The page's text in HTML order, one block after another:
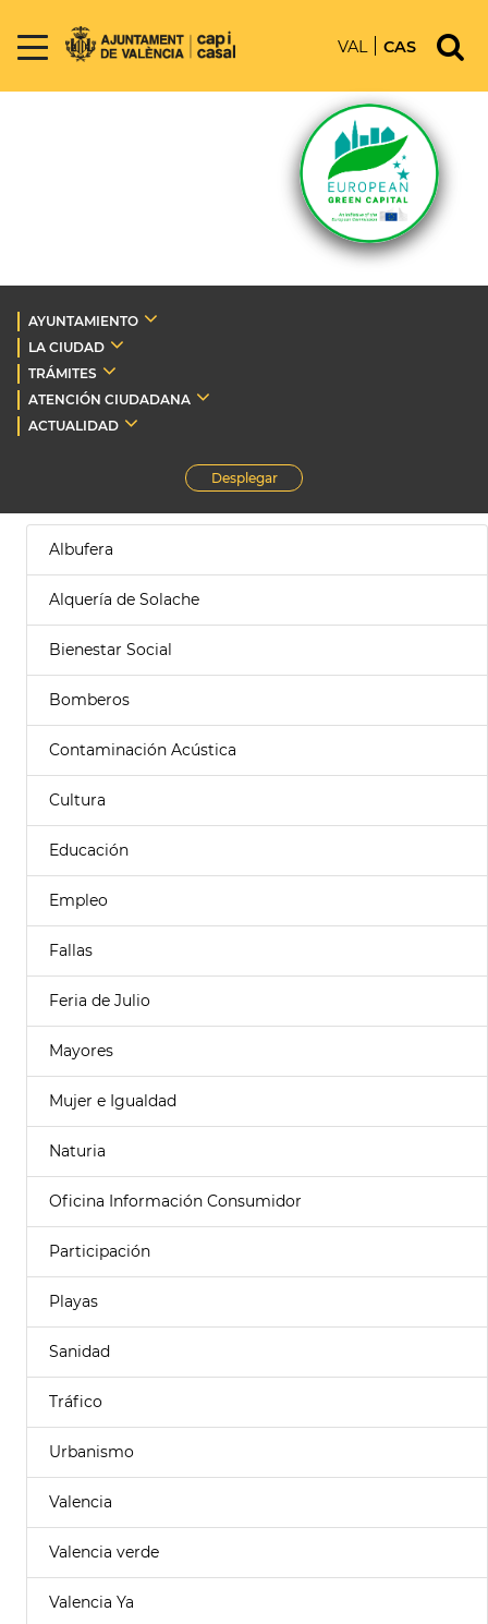
VAL CAS
AYUNTAMIENTO
LA CIUDAD
TRÁMITES
ATENCIÓN CIUDADANA
ACTUALIDAD
Desplegar
Albufera
Alquería de Solache
Bienestar Social
Bomberos
Contaminación Acústica
Cultura
Educación
Empleo
Fallas
Feria de Julio
Mayores
Mujer e Igualdad
Naturia
Oficina Información Consumidor
Participación
Playas
Sanidad
Tráfico
Urbanismo
Valencia
Valencia verde
Valencia Ya